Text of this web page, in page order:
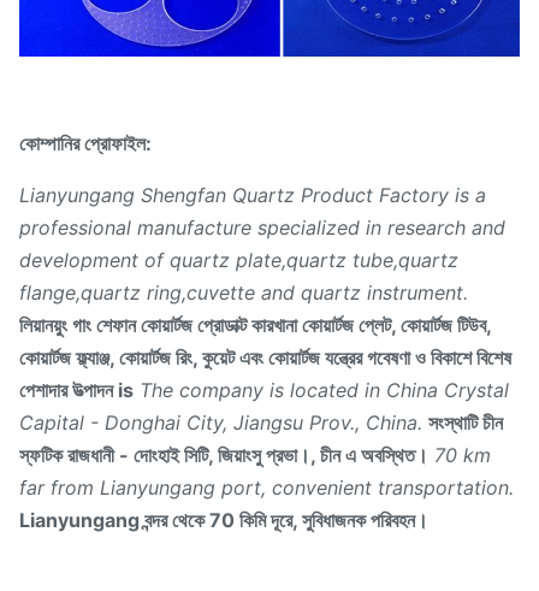
কোম্পানির প্রোফাইল:
Lianyungang Shengfan Quartz Product Factory is a
professional manufacture specialized in research and
development of quartz plate,quartz tube,quartz
flange,quartz ring,cuvette and quartz instrument.
লিয়ানয়ুং গাং শেফান কোয়ার্টজ প্রোডাক্ট কারখানা কোয়ার্টজ প্লেট, কোয়ার্টজ টিউব,
কোয়ার্টজ ফ্ল্যাঞ্জ, কোয়ার্টজ রিং, কুয়েট এবং কোয়ার্টজ যন্ত্রের গবেষণা ও বিকাশে বিশেষ
পেশাদার উত্পাদন is The company is located in China Crystal
Capital - Donghai City, Jiangsu Prov., China. সংস্থাটি চীন
স্ফটিক রাজধানী - দোংহাই সিটি, জিয়াংসু প্রভা।, চীন এ অবস্থিত। 70 km
far from Lianyungang port, convenient transportation.
Lianyungang বন্দর থেকে 70 কিমি দূরে, সুবিধাজনক পরিবহন।